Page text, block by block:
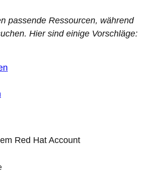
passende Ressourcen, während
Hier sind einige Vorschläge:
Red Hat Account